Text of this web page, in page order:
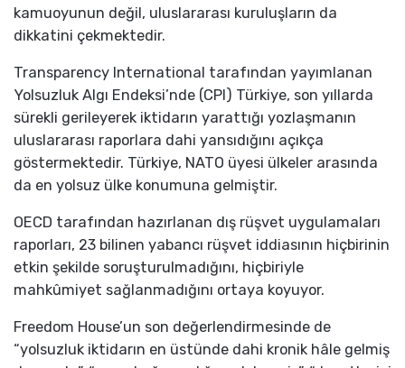
kamuoyunun değil, uluslararası kuruluşların da
dikkatini çekmektedir.
Transparency International tarafından yayımlanan
Yolsuzluk Algı Endeksi’nde (CPI) Türkiye, son yıllarda
sürekli gerileyerek iktidarın yarattığı yozlaşmanın
uluslararası raporlara dahi yansıdığını açıkça
göstermektedir. Türkiye, NATO üyesi ülkeler arasında
da en yolsuz ülke konumuna gelmiştir.
OECD tarafından hazırlanan dış rüşvet uygulamaları
raporları, 23 bilinen yabancı rüşvet iddiasının hiçbirinin
etkin şekilde soruşturulmadığını, hiçbiriyle
mahkûmiyet sağlanmadığını ortaya koyuyor.
Freedom House’un son değerlendirmesinde de
“yolsuzluk iktidarın en üstünde dahi kronik hâle gelmiş